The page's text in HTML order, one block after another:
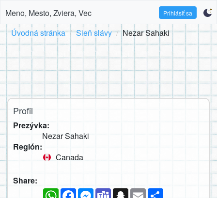
Meno, Mesto, Zviera, Vec Prihlásiť sa
Úvodná stránka Sieň slávy Nezar Sahaki
Profil
Prezývka:
Nezar Sahaki
Región:
Canada
Share:
WhatsAppFacebookMessenger
TeamsSnapchat
Email